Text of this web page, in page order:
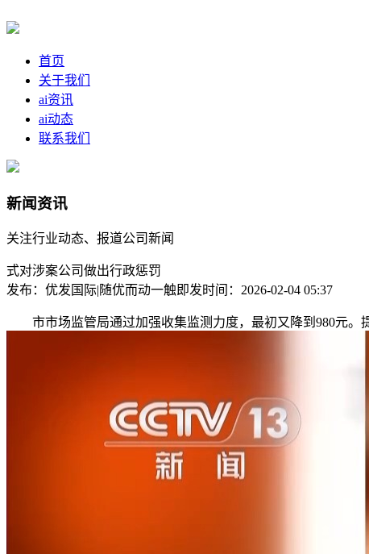
首页
关于我们
ai资讯
ai动态
联系我们
新闻资讯
关注行业动态、报道公司新闻
式对涉案公司做出行政惩罚
发布：优发国际|随优而动一触即发时间：2026-02-04 05:37
市市场监管局通过加强收集监测力度，最初又降到980元。